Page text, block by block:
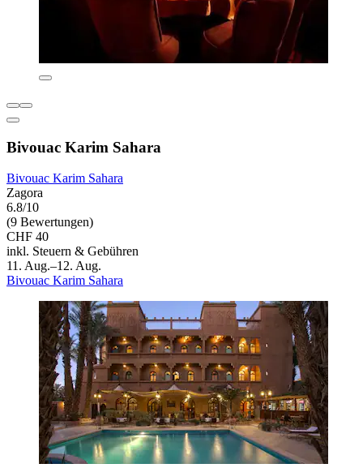
Bivouac Karim Sahara
Bivouac Karim Sahara
Zagora
6.8/10
(9 Bewertungen)
CHF 40
inkl. Steuern & Gebühren
11. Aug.–12. Aug.
Bivouac Karim Sahara